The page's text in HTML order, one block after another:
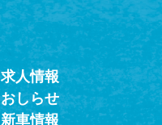
求人情報
おしらせ
新車情報